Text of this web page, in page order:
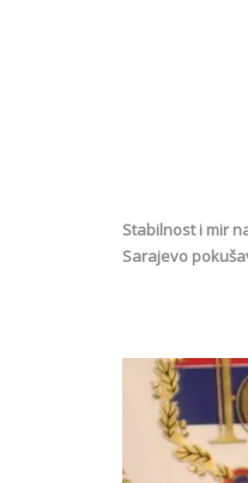
Stabilnost i mir
Sarajevo